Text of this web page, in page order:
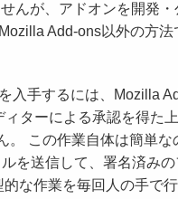
んが、アドオンを開発・
Add-ons以外の方法
入手するには、Mozilla
ターによる承認を得た上
。 この作業自体は簡単な
を送信して、署名済みの
な作業を毎回人の手で行